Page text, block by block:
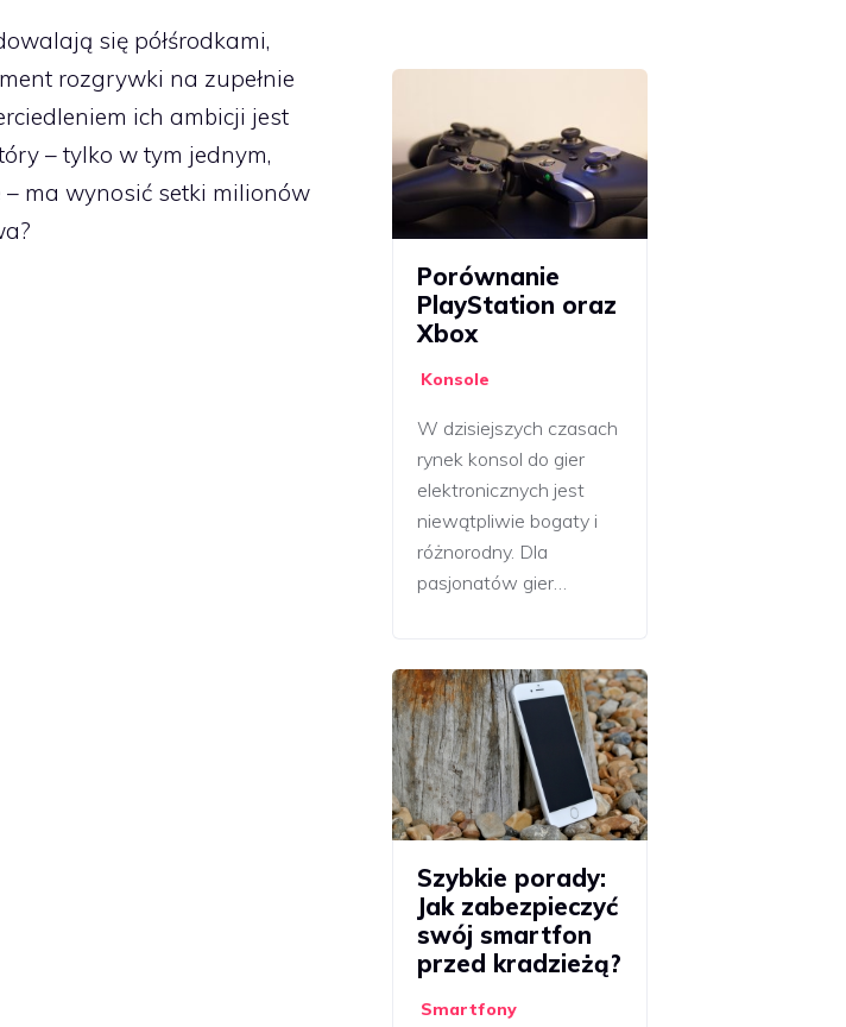
się półśrodkami,
rozgrywki na zupełnie
ich ambicji jest
– tylko w tym jednym,
ma wynosić setki milionów
Porównanie
PlayStation oraz
Xbox
Konsole
W dzisiejszych czasach
rynek konsol do gier
elektronicznych jest
niewątpliwie bogaty i
różnorodny. Dla
pasjonatów gier…
Szybkie porady:
Jak zabezpieczyć
swój smartfon
przed kradzieżą?
Smartfony